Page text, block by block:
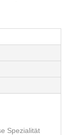
Spezialität